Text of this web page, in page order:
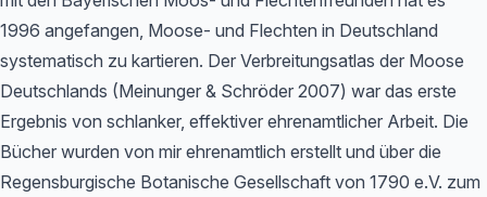
1996 angefangen, Moose- und Flechten in Deutschland
systematisch zu kartieren. Der Verbreitungsatlas der Moose
Deutschlands (Meinunger & Schröder 2007) war das erste
Ergebnis von schlanker, effektiver ehrenamtlicher Arbeit. Die
Bücher wurden von mir ehrenamtlich erstellt und über die
Regensburgische Botanische Gesellschaft von 1790 e.V. zum